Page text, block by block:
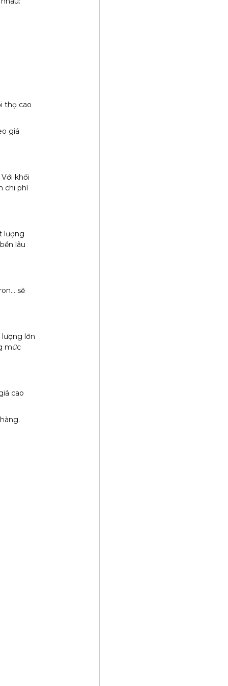
thọ cao
giá
khối
chi phí
lượng
lâu
sẽ
lớn
mức
cao